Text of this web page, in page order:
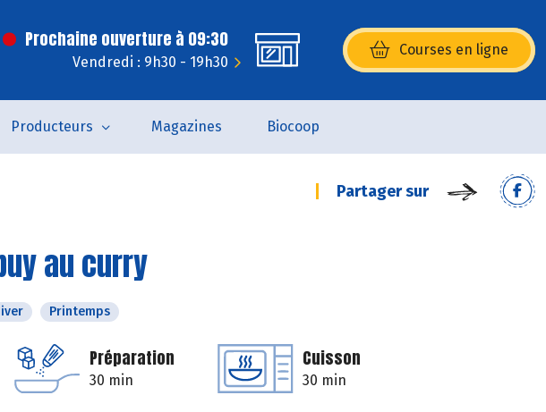
Prochaine ouverture à 09:30
Vendredi : 9h30 - 19h30
Courses en ligne
(s’ouvre dans une nouvelle
Producteurs Magazines Biocoop
Partager sur
au curry
Printemps
Préparation
30 min
Cuisson
30 min